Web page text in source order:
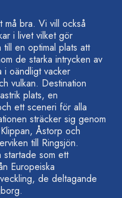
må bra. Vi vill också
i livet vilket gör
en optimal plats att
de starka intrycken av
i oändligt vacker
vulkan. Destination
plats, en
ett sceneri för alla
sträcker sig genom
Åstorp och
till Ringsjön.
startade som ett
Europeiska
de deltagande